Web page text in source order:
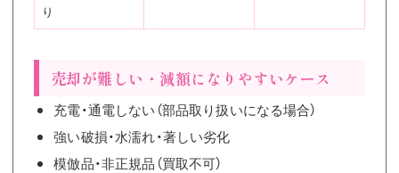
り
売却が難しい・減額になりやすいケース
充電・通電しない（部品取り扱いになる場合）
強い破損・水濡れ・著しい劣化
模倣品・非正規品（買取不可）